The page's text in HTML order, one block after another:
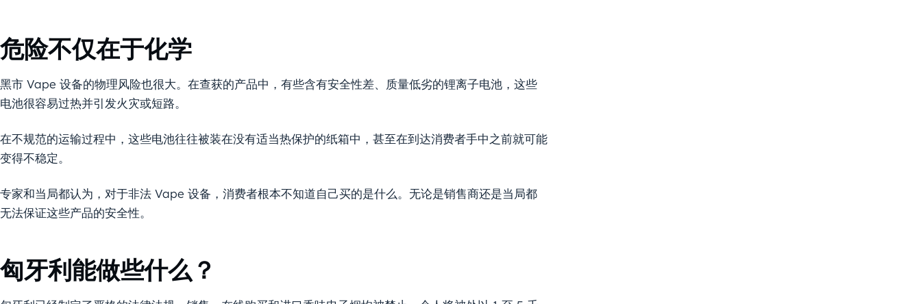
危险不仅在于化学
黑市 Vape 设备的物理风险也很大。在查获的产品中，有些含有安全性差、质量低劣的锂离子电池，这些
电池很容易过热并引发火灾或短路。
在不规范的运输过程中，这些电池往往被装在没有适当热保护的纸箱中，甚至在到达消费者手中之前就可能
变得不稳定。
专家和当局都认为，对于非法 Vape 设备，消费者根本不知道自己买的是什么。无论是销售商还是当局都
无法保证这些产品的安全性。
匈牙利能做些什么？